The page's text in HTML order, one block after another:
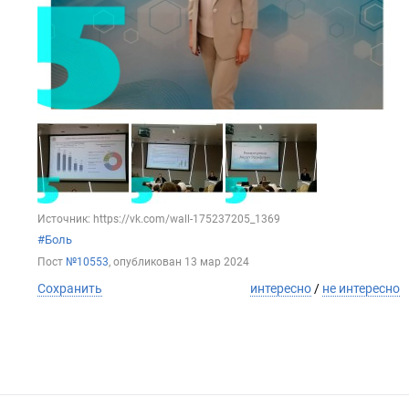
Источник: https://vk.com/wall-175237205_1369
#Боль
Пост №10553, опубликован 13 мар 2024
Сохранить интересно / не интересно